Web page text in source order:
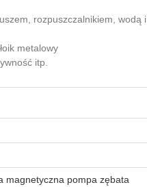
rozpuszczalnikiem, wodą
metalowy
itp.
magnetyczna pompa zębata